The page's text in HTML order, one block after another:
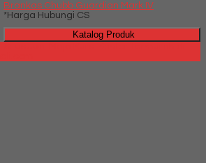
Brankas Chubb Guardian Mark IV
*Harga Hubungi CS
Katalog Produk